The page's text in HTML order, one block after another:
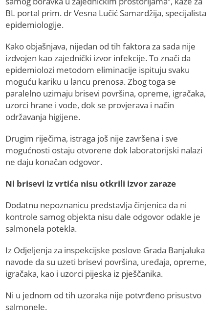
BL portal prim. dr Vesna Lučić Samardžija, specijalista
epidemiologije.
Kako objašnjava, nijedan od tih faktora za sada nije
izdvojen kao zajednički izvor infekcije. To znači da
epidemiolozi metodom eliminacije ispituju svaku
moguću kariku u lancu prenosa. Zbog toga se
paralelno uzimaju brisevi površina, opreme, igračaka,
uzorci hrane i vode, dok se provjerava i način
održavanja higijene.
Drugim riječima, istraga još nije završena i sve
mogućnosti ostaju otvorene dok laboratorijski nalazi
ne daju konačan odgovor.
Ni brisevi iz vrtića nisu otkrili izvor zaraze
Dodatnu nepoznanicu predstavlja činjenica da ni
kontrole samog objekta nisu dale odgovor odakle je
salmonela potekla.
Iz Odjeljenja za inspekcijske poslove Grada Banjaluka
navode da su uzeti brisevi površina, uređaja, opreme,
igračaka, kao i uzorci pijeska iz pješčanika.
Ni u jednom od tih uzoraka nije potvrđeno prisustvo
salmonele.